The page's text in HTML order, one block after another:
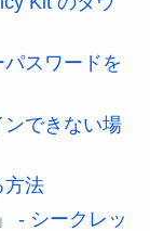
スワードを
できない場
方法
- シークレッ